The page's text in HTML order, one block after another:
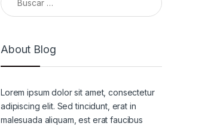
About Blog
Lorem ipsum dolor sit amet, consectetur
adipiscing elit. Sed tincidunt, erat in
malesuada aliquam, est erat faucibus